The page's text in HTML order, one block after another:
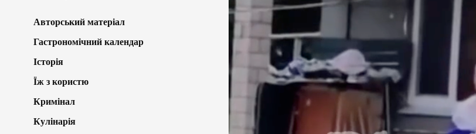
Авторський матеріал
Гастрономічний календар
Історія
Їж з користю
Кримінал
Кулінарія